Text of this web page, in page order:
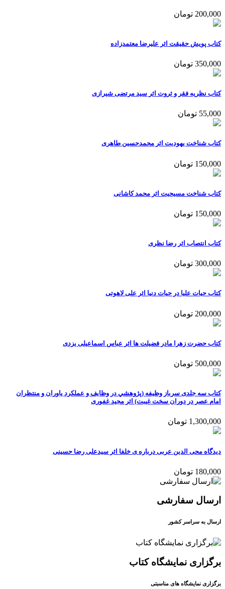
200,000 تومان
کتاب پویش حقیقت اثر علیرضا معتمدزاده
350,000 تومان
کتاب نظریه فقر و ثروت اثر سید مرتضی شیرازی
55,000 تومان
کتاب شناخت یهودیت اثر محمدحسین طاهری
150,000 تومان
کتاب شناخت مسیحیت اثر محمد کاشانی
150,000 تومان
کتاب انتصاب اثر رضا نظری
300,000 تومان
کتاب حیات علیا در حیات دنیا اثر علی لاهوتی
200,000 تومان
کتاب حضرت زهرا مادر فضیلت ها اثر عباس اسماعیلی یزدی
500,000 تومان
کتاب سه جلدی سرباز وظیفه (پژوهشي در وظايف و عملكرد ياوران و منتظران
امام عصر در دوران سخت غيبت) اثر مجید غفوری
1,300,000 تومان
دیدگاه محی الدین عربی درباره ی خلفا اثر سیدعلی رضا حسینی
180,000 تومان
ارسال سفارشی
ارسال به سراسر کشور
برگزاری نمایشگاه کتاب
برگزاری نمایشگاه های مناسبتی